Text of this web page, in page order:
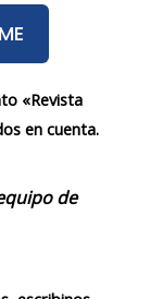
«Revista
en cuenta.
de